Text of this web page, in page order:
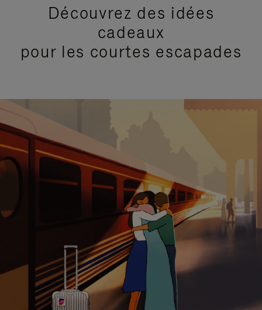
Découvrez des idées
cadeaux
pour les courtes escapades